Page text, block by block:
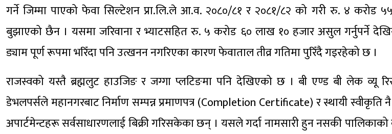
गर्ने जिम्मा पाएको फेवा सिल्टेशन प्रा.लि.ले आ.व. २०८०/८१ र २०८१/८२ को गरी रु. ४ करोड
बुझाएको छैन । यसमा जरिवाना र भ्याटसहित रु. ५ करोड ६० लाख १० हजार असुल गर्नुपर्ने
ड्याम पूर्ण रूपमा भरिँदा पनि उत्खनन नगरिएका कारण फेवाताल तीव्र गतिमा पुरिँदै गइरहेको छ ।
राजस्वको यस्तै ब्रह्मलुट हाउजिङ र जग्गा प्लटिङमा पनि देखिएको छ । बी एण्ड बी लेक व्यू
डेभलपर्सले महानगरबाट निर्माण सम्पन्न प्रमाणपत्र (Completion Certificate) र स्थायी
अपार्टमेन्टहरू सर्वसाधारणलाई बिक्री गरिसकेका छन् । यसले गर्दा नामसारी हुन नसकी